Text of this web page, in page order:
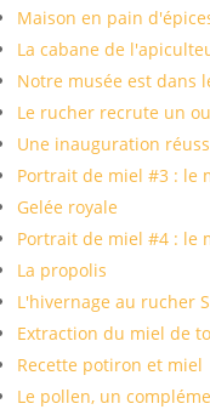
Maison en pain
La cabane de
Notre musée est dans
Le rucher recrute un
Une inauguration
Portrait de miel #3 : le
Gelée royale
Portrait de miel #4 : le
La propolis
L'hivernage au rucher
Extraction du miel de
Recette potiron et miel
Le pollen, un